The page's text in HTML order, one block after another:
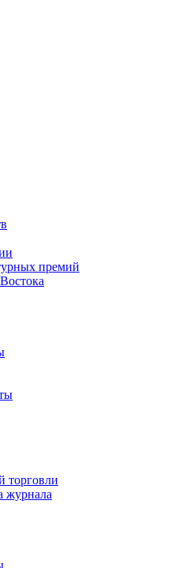
премий
торговли
журнала